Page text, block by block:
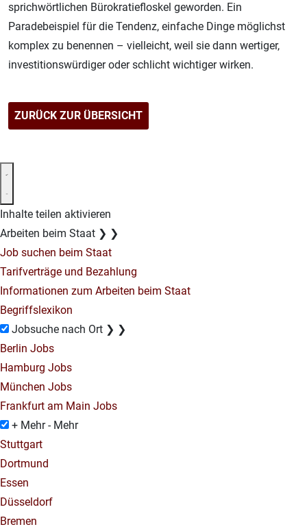
sprichwörtlichen Bürokratiefloskel geworden. Ein
Paradebeispiel für die Tendenz, einfache Dinge möglichst
komplex zu benennen – vielleicht, weil sie dann wertiger,
investitionswürdiger oder schlicht wichtiger wirken.
ZURÜCK ZUR ÜBERSICHT
Inhalte teilen aktivieren
Arbeiten beim Staat ❯ ❯
Job suchen beim Staat
Tarifverträge und Bezahlung
Informationen zum Arbeiten beim Staat
Begriffslexikon
Jobsuche nach Ort ❯ ❯
Berlin Jobs
Hamburg Jobs
München Jobs
Frankfurt am Main Jobs
+ Mehr - Mehr
Stuttgart
Dortmund
Essen
Düsseldorf
Bremen